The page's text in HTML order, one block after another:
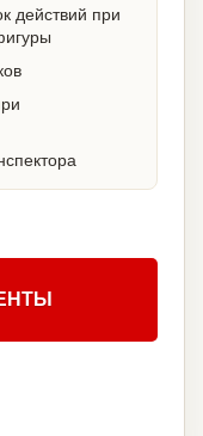
действий при